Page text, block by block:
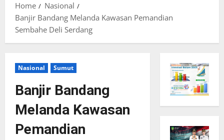
Home
Nasional
Banjir Bandang Melanda Kawasan Pemandian
Sembahe Deli Serdang
Nasional Sumut
Banjir Bandang
Melanda Kawasan
Pemandian